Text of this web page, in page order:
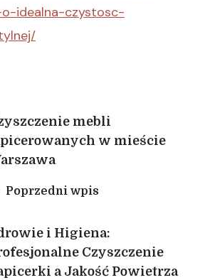
idealna-czystosc-
mebli
w mieście
Poprzedni wpis
i Higiena:
Czyszczenie
a Jakość Powietrza